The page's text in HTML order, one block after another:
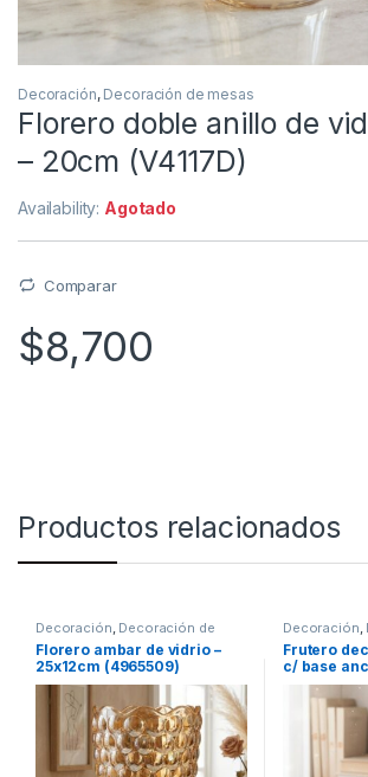
Decoración, Decoración de mesas
Florero doble anillo de
– 20cm (V4117D)
Availability: Agotado
Comparar
$8,700
Productos relacionados
Decoración, Decoración de
mesas
Florero ambar de vidrio –
25x12cm (4965509)
Decoración,
mesas
Frutero
c/ base